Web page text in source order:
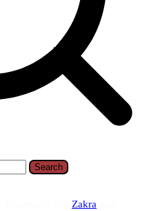
Zakra